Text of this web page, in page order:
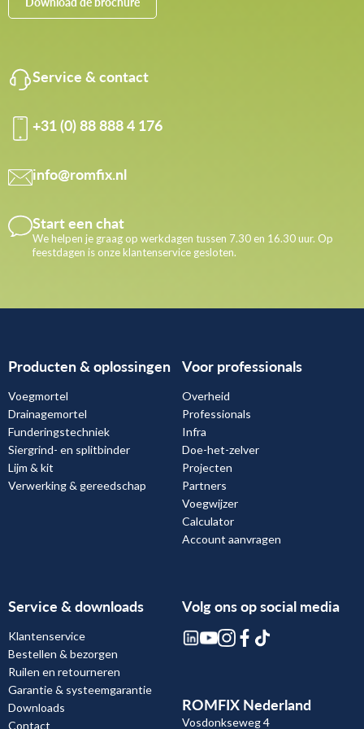
Service & contact
+31 (0) 88 888 4 176
info@romfix.nl
Start een chat
We helpen je graag op werkdagen tussen 7.30 en 16.30 uur. Op
feestdagen is onze klantenservice gesloten.
Producten & oplossingen
Voegmortel
Drainagemortel
Funderingstechniek
Siergrind- en splitbinder
Lijm & kit
Verwerking & gereedschap
Voor professionals
Overheid
Professionals
Infra
Doe-het-zelver
Projecten
Partners
Voegwijzer
Calculator
Account aanvragen
Service & downloads
Klantenservice
Bestellen & bezorgen
Ruilen en retourneren
Garantie & systeemgarantie
Downloads
Contact
Volg ons op social media
ROMFIX Nederland
Vosdonkseweg 4